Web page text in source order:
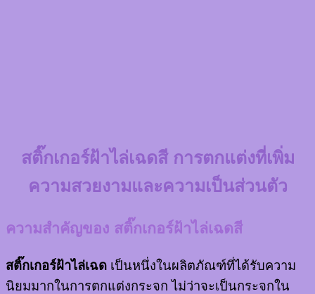
สติ๊กเกอร์ฝ้าไล่เฉดสี การตกแต่งที่เพิ่ม
ความสวยงามและความเป็นส่วนตัว
ความสำคัญของ สติ๊กเกอร์ฝ้าไล่เฉดสี
สติ๊กเกอร์ฝ้าไล่เฉด เป็นหนึ่งในผลิตภัณฑ์ที่ได้รับความ
นิยมมากในการตกแต่งกระจก ไม่ว่าจะเป็นกระจกใน